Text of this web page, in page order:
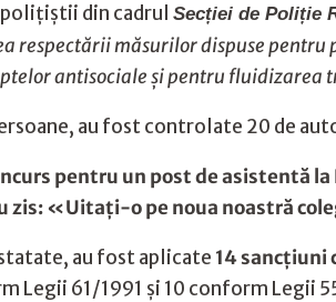
din cadrul Secției de Poliție
respectăriimăsurilor dispuse
antisociale și pentru fluidizarea
au fost controlate 20 de
pentru un post de asistentă
zis: «Uitaţi-o pe noua noastră
au fost aplicate 14 sancțiuni
Legii 61/1991 și 10 conform Legii